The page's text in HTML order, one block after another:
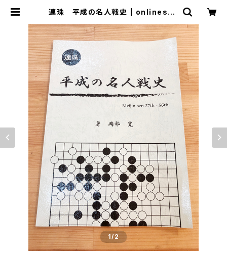
連珠 平成の名人戦史 | onlinesho
1/2